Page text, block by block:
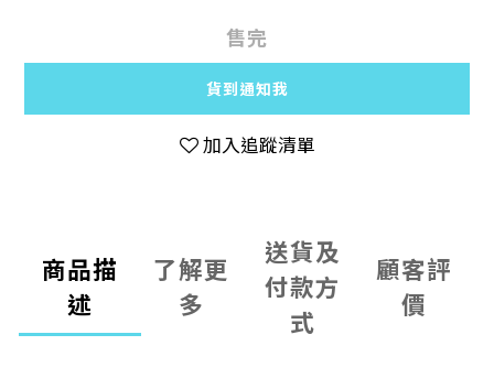
售完
貨到通知我
加入追蹤清單
商品描
述
了解更
多
送貨及
付款方
式
顧客評
價